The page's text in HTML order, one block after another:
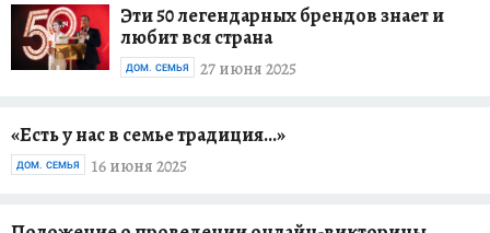
Эти 50 легендарных брендов знает и
любит вся страна
27 июня 2025
ДОМ. СЕМЬЯ
«Есть у нас в семье традиция…»
16 июня 2025
ДОМ. СЕМЬЯ